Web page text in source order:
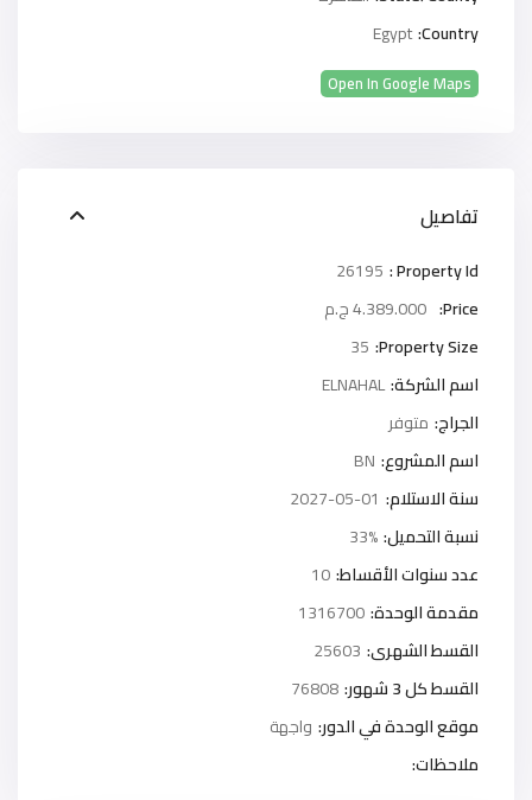
Country:
Egypt
Open In Google Maps
تفاصيل
Property Id :
26195
Price: 4.389.000 ج.م
Property Size:
35
اسم الشركة:ELNAHAL
الجراج: متوفر
اسم المشروع: BN
سنة الاستلام: 2027-05-01
نسبة التحميل:33%
عدد سنوات الأقساط:10
مقدمة الوحدة:1316700
القسط الشهرى: 25603
القسط كل 3 شهور:
76808
موقع الوحدة في الدور: واجهة
ملاحظات: